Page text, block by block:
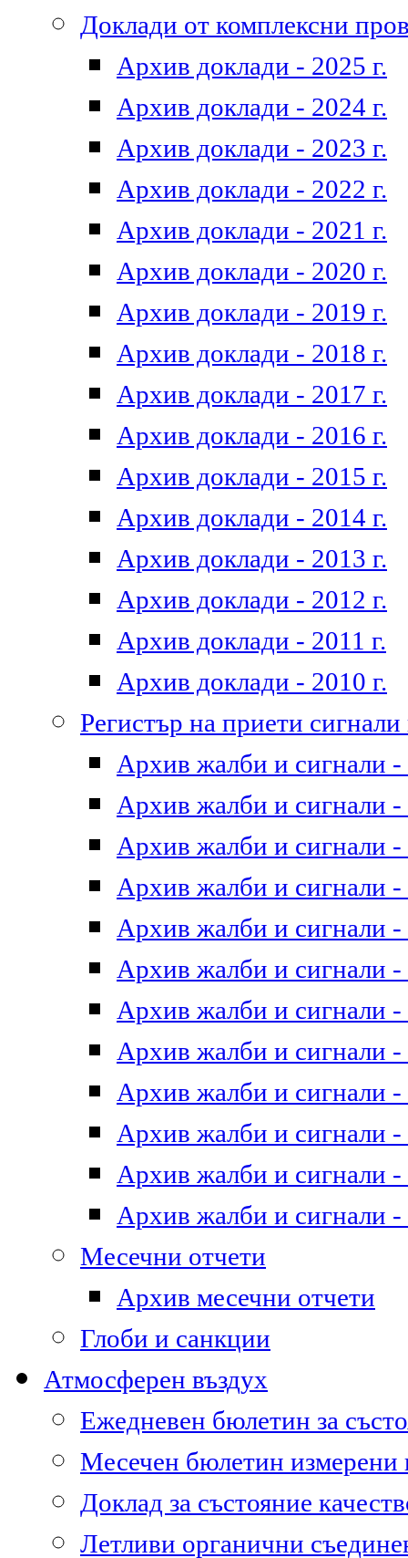
Доклади от комплексни
Архив доклади - 2025 г.
Архив доклади - 2024 г.
Архив доклади - 2023 г.
Архив доклади - 2022 г.
Архив доклади - 2021 г.
Архив доклади - 2020 г.
Архив доклади - 2019 г.
Архив доклади - 2018 г.
Архив доклади - 2017 г.
Архив доклади - 2016 г.
Архив доклади - 2015 г.
Архив доклади - 2014 г.
Архив доклади - 2013 г.
Архив доклади - 2012 г.
Архив доклади - 2011 г.
Архив доклади - 2010 г.
Регистър на приети
Архив жалби и сигнали -
Архив жалби и сигнали -
Архив жалби и сигнали -
Архив жалби и сигнали -
Архив жалби и сигнали -
Архив жалби и сигнали -
Архив жалби и сигнали -
Архив жалби и сигнали -
Архив жалби и сигнали -
Архив жалби и сигнали -
Архив жалби и сигнали -
Архив жалби и сигнали -
Месечни отчети
Архив месечни отчети
Глоби и санкции
Атмосферен въздух
Ежедневен бюлетин за
Месечен бюлетин
Доклад за състояние
Летливи органични